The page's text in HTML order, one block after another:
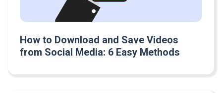
How to Download and Save Videos
from Social Media: 6 Easy Methods